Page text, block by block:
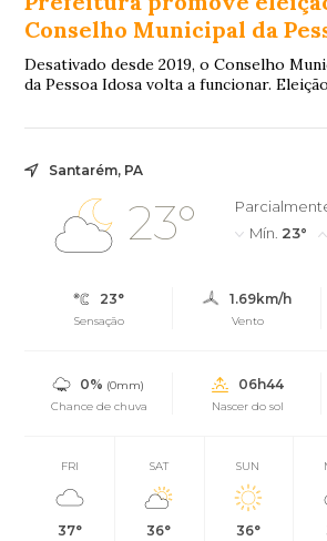
Conselho Municipal da
Desativado desde 2019, o Conselho
da Pessoa Idosa volta a funcionar.
Santarém, PA
23°
Mín. 23°
23°
Sensação
1.69km/h
Vento
0% (0mm)
Chance de chuva
06h44
Nascer do sol
FRI
37°
SAT
36°
SUN
36°